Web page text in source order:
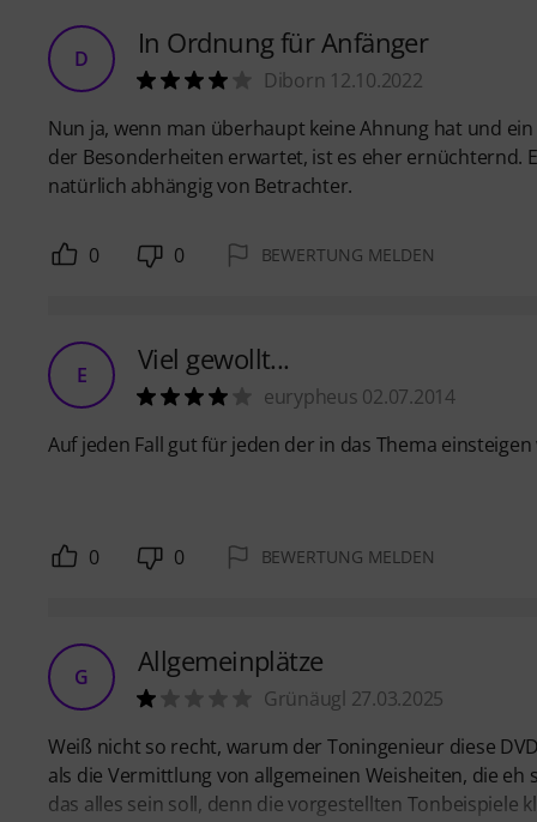
D In Ordnung für Anfänger
Diborn 12.10.2022
Nun ja, wenn man überhaupt keine Ahnung hat und
der Besonderheiten erwartet, ist es eher ernüchternd.
natürlich abhängig von Betrachter.
0 0 BEWERTUNG MELDEN
E Viel gewollt...
eurypheus 02.07.2014
Auf jeden Fall gut für jeden der in das Thema einsteigen
0 0 BEWERTUNG MELDEN
G Allgemeinplätze
Grünäugl 27.03.2025
Weiß nicht so recht, warum der Toningenieur diese
als die Vermittlung von allgemeinen Weisheiten, die
das alles sein soll, denn die vorgestellten